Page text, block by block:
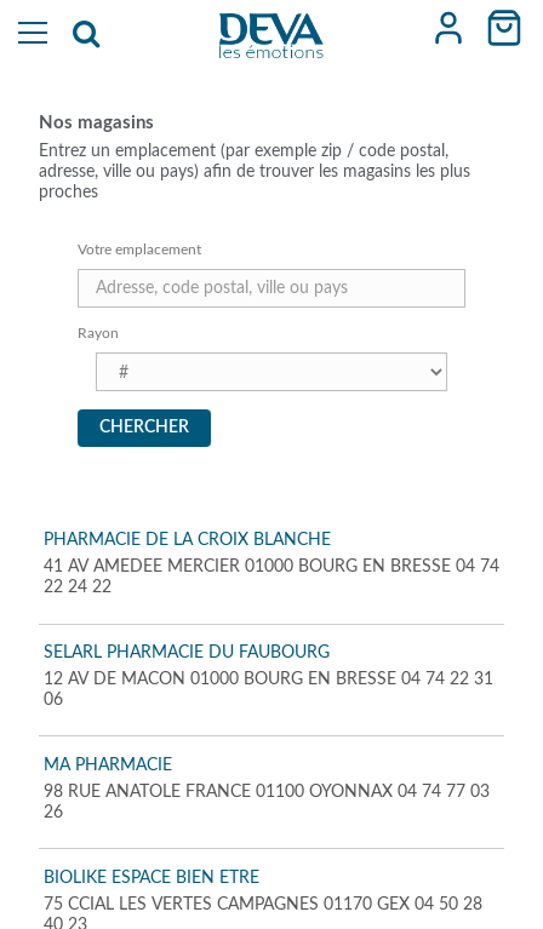
Nos magasins
Entrez un emplacement (par exemple zip / code postal,
adresse, ville ou pays) afin de trouver les magasins les plus
proches
Votre emplacement
Rayon
PHARMACIE DE LA CROIX BLANCHE
41 AV AMEDEE MERCIER 01000 BOURG EN BRESSE 04 74
22 24 22
SELARL PHARMACIE DU FAUBOURG
12 AV DE MACON 01000 BOURG EN BRESSE 04 74 22 31
06
MA PHARMACIE
98 RUE ANATOLE FRANCE 01100 OYONNAX 04 74 77 03
26
BIOLIKE ESPACE BIEN ETRE
75 CCIAL LES VERTES CAMPAGNES 01170 GEX 04 50 28
40 23